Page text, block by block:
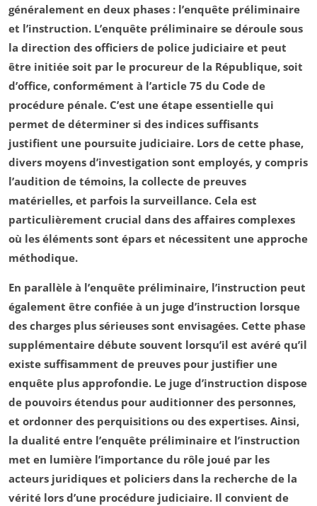
généralement en deux phases : l’enquête préliminaire
et l’instruction. L’enquête préliminaire se déroule sous
la direction des officiers de police judiciaire et peut
être initiée soit par le procureur de la République, soit
d’office, conformément à l’article 75 du Code de
procédure pénale. C’est une étape essentielle qui
permet de déterminer si des indices suffisants
justifient une poursuite judiciaire. Lors de cette phase,
divers moyens d’investigation sont employés, y compris
l’audition de témoins, la collecte de preuves
matérielles, et parfois la surveillance. Cela est
particulièrement crucial dans des affaires complexes
où les éléments sont épars et nécessitent une approche
méthodique.
En parallèle à l’enquête préliminaire, l’instruction peut
également être confiée à un juge d’instruction lorsque
des charges plus sérieuses sont envisagées. Cette phase
supplémentaire débute souvent lorsqu’il est avéré qu’il
existe suffisamment de preuves pour justifier une
enquête plus approfondie. Le juge d’instruction dispose
de pouvoirs étendus pour auditionner des personnes,
et ordonner des perquisitions ou des expertises. Ainsi,
la dualité entre l’enquête préliminaire et l’instruction
met en lumière l’importance du rôle joué par les
acteurs juridiques et policiers dans la recherche de la
vérité lors d’une procédure judiciaire. Il convient de